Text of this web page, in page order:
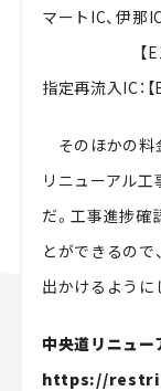
マートIC、伊那
【E19 長野
指定再流入IC：
そのほかの料
リニューアル
だ。工事進捗確
とができるので
出かけるように
中央道リニュー
https://